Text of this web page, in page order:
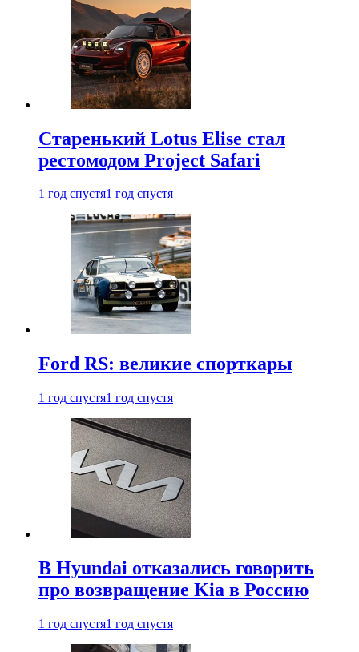
Старенький Lotus Elise стал
рестомодом Project Safari
1 год спустя1 год спустя
Ford RS: великие спорткары
1 год спустя1 год спустя
В Hyundai отказались говорить
про возвращение Kia в Россию
1 год спустя1 год спустя